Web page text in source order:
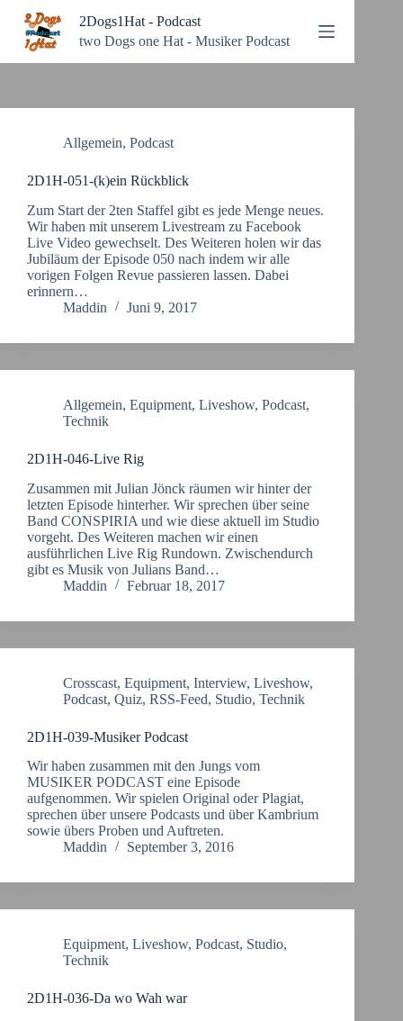
Inhalt
springen
2Dogs1Hat - Podcast
two Dogs one Hat - Musiker Podcast
Allgemein, Podcast
2D1H-051-(k)ein Rückblick
Zum Start der 2ten Staffel gibt es jede Menge neues.
Wir haben mit unserem Livestream zu Facebook
Live Video gewechselt. Des Weiteren holen wir das
Jubiläum der Episode 050 nach indem wir alle
vorigen Folgen Revue passieren lassen. Dabei
erinnern…
Maddin
Juni 9, 2017
Allgemein, Equipment, Liveshow, Podcast,
Technik
2D1H-046-Live Rig
Zusammen mit Julian Jönck räumen wir hinter der
letzten Episode hinterher. Wir sprechen über seine
Band CONSPIRIA und wie diese aktuell im Studio
vorgeht. Des Weiteren machen wir einen
ausführlichen Live Rig Rundown. Zwischendurch
gibt es Musik von Julians Band…
Maddin
Februar 18, 2017
Crosscast, Equipment, Interview, Liveshow,
Podcast, Quiz, RSS-Feed, Studio, Technik
2D1H-039-Musiker Podcast
Wir haben zusammen mit den Jungs vom
MUSIKER PODCAST eine Episode
aufgenommen. Wir spielen Original oder Plagiat,
sprechen über unsere Podcasts und über Kambrium
sowie übers Proben und Auftreten.
Maddin
September 3, 2016
Equipment, Liveshow, Podcast, Studio,
Technik
2D1H-036-Da wo Wah war